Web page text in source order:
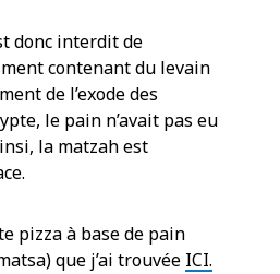
donc interdit de
contenant du levain
de l’exode des
le pain n’avait pas eu
la matzah est
pizza à base de pain
que j’ai trouvée ICI.